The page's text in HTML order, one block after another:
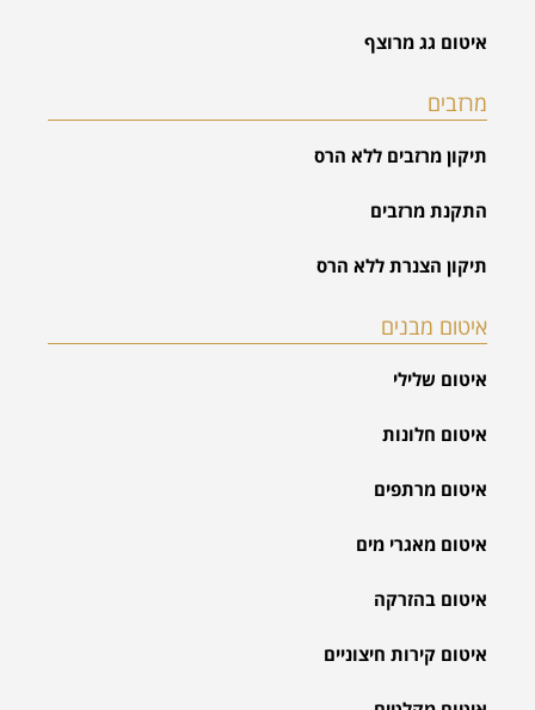
איטום גג מרוצף
מרזבים
תיקון מרזבים ללא הרס
התקנת מרזבים
תיקון הצנרת ללא הרס
איטום מבנים
איטום שלילי
איטום חלונות
איטום מרתפים
איטום מאגרי מים
איטום בהזרקה
איטום קירות חיצוניים